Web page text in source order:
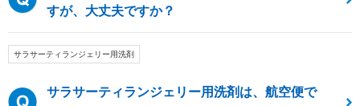
すが、大丈夫ですか？
サラサーティランジェリー用洗剤
サラサーティランジェリー用洗剤は、航空便で